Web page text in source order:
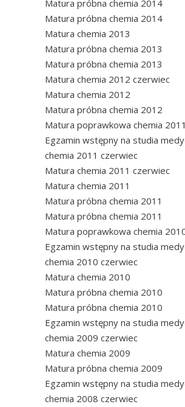
Matura próbna chemia 2014
Matura próbna chemia 2014
Matura chemia 2013
Matura próbna chemia 2013
Matura próbna chemia 2013
Matura chemia 2012 czerwiec
Matura chemia 2012
Matura próbna chemia 2012
Matura poprawkowa chemia 2011
Egzamin wstępny na studia
chemia 2011 czerwiec
Matura chemia 2011 czerwiec
Matura chemia 2011
Matura próbna chemia 2011
Matura próbna chemia 2011
Matura poprawkowa chemia
Egzamin wstępny na studia
chemia 2010 czerwiec
Matura chemia 2010
Matura próbna chemia 2010
Matura próbna chemia 2010
Egzamin wstępny na studia
chemia 2009 czerwiec
Matura chemia 2009
Matura próbna chemia 2009
Egzamin wstępny na studia
chemia 2008 czerwiec